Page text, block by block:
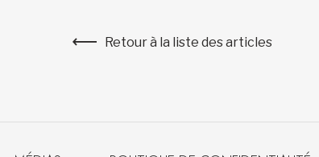
Retour à la liste des articles